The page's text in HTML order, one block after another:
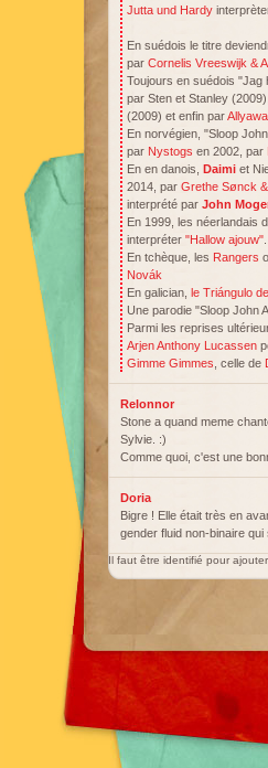
Jutta und Hardy
En suédois le titre
par Cornelis Vreeswijk &
Toujours en suédois "Jag
par Sten et Stanley
(2009) et enfin par
En norvégien, "Sloop
par Nystogs en 2002, par
En en danois, Daimi et
2014, par Grethe Sønck
interprété par John
En 1999, les néerlandais
interpréter "Hallow ajouw"
En tchèque, les Rangers
Novák
En galician, le Triángulo
Une parodie "Sloop John
Parmi les reprises
Arjen Anthony Lucassen
Gimme Gimmes , celle de
Relonnor
Stone a quand meme
Sylvie. :)
Comme quoi, c'est une
Doria
Bigre ! Elle était très en
gender fluid non-binaire qui
Il faut être identifié pour